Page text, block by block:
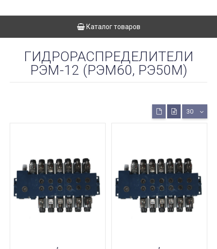
Каталог товаров
ГИДРОРАСПРЕДЕЛИТЕЛИ
РЭМ-12 (РЭМ60, РЭ50М)
30